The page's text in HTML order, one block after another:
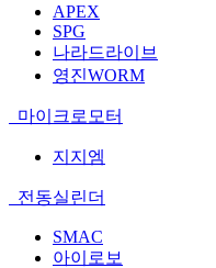
APEX
SPG
나라드라이브
영진WORM
마이크로모터
지지엠
전동실린더
SMAC
아이로보